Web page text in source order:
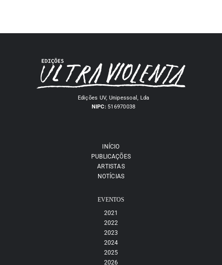
Edições UV, Unipessoal, Lda
NIPC:516970038
INÍCIO
PUBLICAÇÕES
ARTISTAS
NOTÍCIAS
EVENTOS
2021
2022
2023
2024
2025
2026